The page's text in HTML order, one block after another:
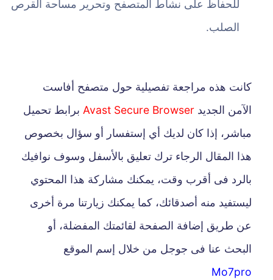
للحفاظ على نشاط المتصفح وتحرير مساحة القرص
الصلب.
كانت هذه مراجعة تفصيلية حول متصفح أفاست
الآمن الجديد Avast Secure Browser برابط تحميل
مباشر، إذا كان لديك أي إستفسار أو سؤال بخصوص
هذا المقال الرجاء ترك تعليق بالأسفل وسوف نوافيك
بالرد فى أقرب وقت، يمكنك مشاركة هذا المحتوي
ليستفيد منه أصدقائك، كما يمكنك زيارتنا مرة أخرى
عن طريق إضافة الصفحة لقائمتك المفضلة، أو
البحث عنا فى جوجل من خلال إسم الموقع
Mo7pro